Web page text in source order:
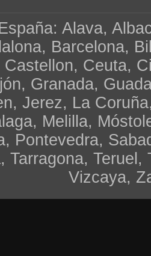
Alava,
Barcelona,
Castellon, Ceuta,
Granada,
Jerez, La
Melilla,
Pontevedra,
Tarragona,
Vizcaya,